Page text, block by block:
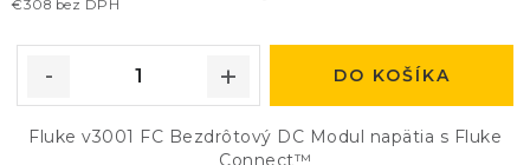
€308 bez DPH
DO KOŠÍKA
Fluke v3001 FC Bezdrôtový DC Modul napätia s Fluke
Connect™